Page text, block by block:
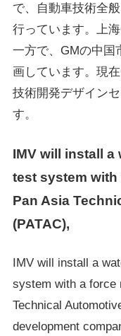
で、自動車技術全
行っています。上
一方で、GMの中国
画しています。現
技術開発デザイン
す。
IMV will install a
test system with
Pan Asia
(PATAC),
IMV will install a
system with a force
Technical
development